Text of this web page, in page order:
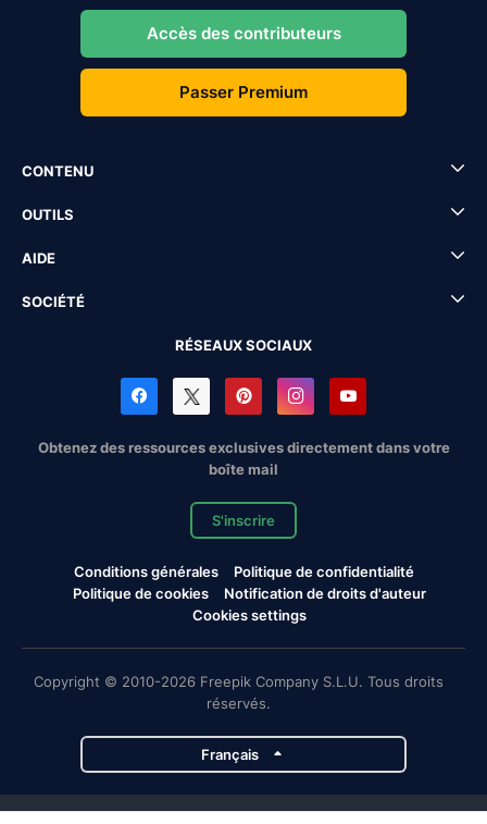
Accès des contributeurs
Passer Premium
CONTENU
OUTILS
AIDE
SOCIÉTÉ
RÉSEAUX SOCIAUX
Obtenez des ressources exclusives directement dans votre
boîte mail
S'inscrire
Conditions générales
Politique de confidentialité
Politique de cookies
Notification de droits d'auteur
Cookies settings
Copyright © 2010-2026 Freepik Company S.L.U. Tous droits
réservés.
Français